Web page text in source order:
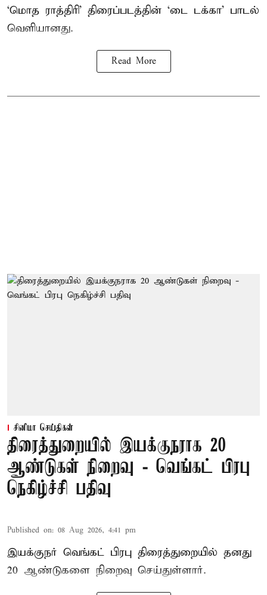
‘மொத ராத்திரி’ திரைப்படத்தின் ‘டை டக்கா’ பாடல்
வெளியானது.
Read More
சினிமா செய்திகள்
திரைத்துறையில் இயக்குநராக 20
ஆண்டுகள் நிறைவு - வெங்கட் பிரபு
நெகிழ்ச்சி பதிவு
Published on: 08 Aug 2026, 4:41 pm
இயக்குநர் வெங்கட் பிரபு திரைத்துறையில் தனது
20 ஆண்டுகளை நிறைவு செய்துள்ளார்.